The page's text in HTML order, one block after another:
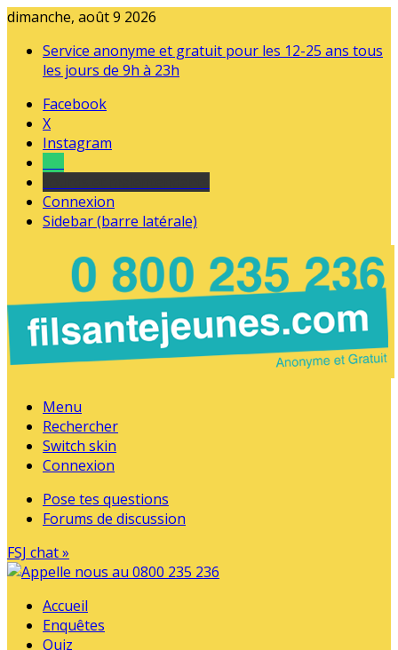
dimanche, août 9 2026
Service anonyme et gratuit pour les 12-25 ans tous
les jours de 9h à 23h
Facebook
X
Instagram
Connexion
Sidebar (barre latérale)
Menu
Rechercher
Switch skin
Connexion
Pose tes questions
Forums de discussion
FSJ chat »
Accueil
Enquêtes
Quiz